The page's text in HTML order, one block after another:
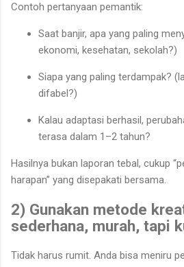
Contoh pertanyaan pemantik:
Saat banjir, apa yang paling
ekonomi, kesehatan, sekolah?)
Siapa yang paling terdampak?
difabel?)
Kalau adaptasi berhasil,
terasa dalam 1–2 tahun?
Hasilnya bukan laporan tebal, cukup
harapan” yang disepakati bersama.
2) Gunakan metode
sederhana, murah, tapi
Tidak harus rumit. Anda bisa meniru